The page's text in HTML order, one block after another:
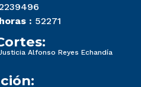
: 52271
Alfonso Reyes Echandía